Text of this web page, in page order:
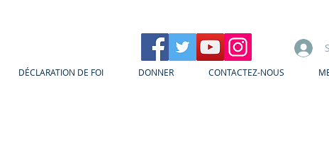
DÉCLARATION DE FOI DONNER CONTACTEZ-NOUS